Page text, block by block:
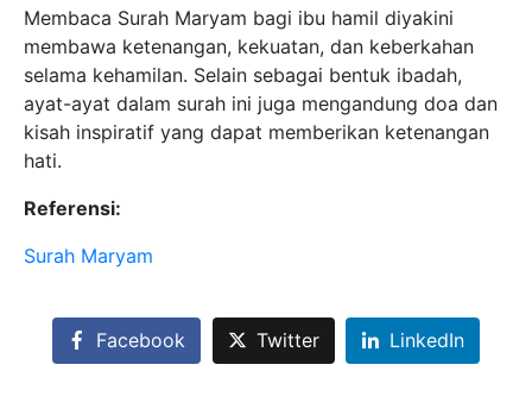
Membaca Surah Maryam bagi ibu hamil diyakini
membawa ketenangan, kekuatan, dan keberkahan
selama kehamilan. Selain sebagai bentuk ibadah,
ayat-ayat dalam surah ini juga mengandung doa dan
kisah inspiratif yang dapat memberikan ketenangan
hati.
Referensi:
Surah Maryam
Facebook Twitter LinkedIn